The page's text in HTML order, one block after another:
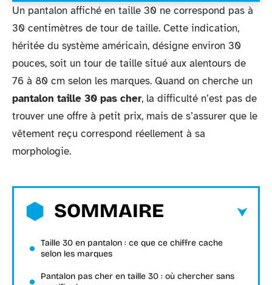
Un pantalon affiché en taille 30 ne correspond pas à
30 centimètres de tour de taille. Cette indication,
héritée du système américain, désigne environ 30
pouces, soit un tour de taille situé aux alentours de
76 à 80 cm selon les marques. Quand on cherche un
pantalon taille 30 pas cher, la difficulté n’est pas de
trouver une offre à petit prix, mais de s’assurer que le
vêtement reçu correspond réellement à sa
morphologie.
SOMMAIRE
Taille 30 en pantalon : ce que ce chiffre cache
selon les marques
Pantalon pas cher en taille 30 : où chercher sans